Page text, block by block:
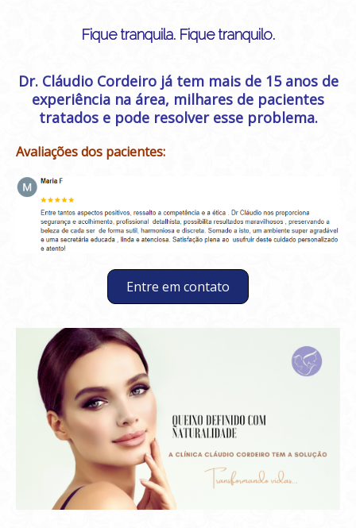
Fique tranquila. Fique tranquilo.
Dr. Cláudio Cordeiro já tem mais de 15 anos de
experiência na área, milhares de pacientes
tratados e pode resolver esse problema.
Avaliações dos pacientes:
Entre em contato